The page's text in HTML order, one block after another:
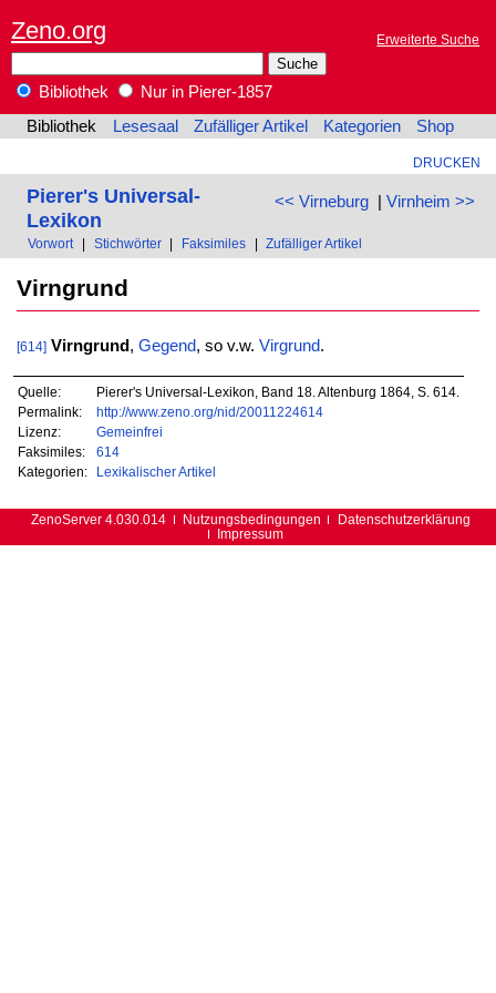
Zeno.org Erweiterte Suche
Bibliothek
Nur in Pierer-1857
Bibliothek
Lesesaal Zufälliger Artikel Kategorien Shop
DRUCKEN
<< Virneburg| Virnheim >>
Pierer's Universal-
Lexikon
Vorwort Stichwörter Faksimiles Zufälliger Artikel
Virngrund
[614] Virngrund, Gegend, so v.w. Virgrund.
Quelle:
Pierer's Universal-Lexikon, Band 18. Altenburg 1864, S. 614.
Permalink:
http://www.zeno.org/nid/20011224614
Lizenz:
Gemeinfrei
Faksimiles:
614
Kategorien:
Lexikalischer Artikel
ZenoServer 4.030.014 Nutzungsbedingungen
Datenschutzerklärung
Impressum